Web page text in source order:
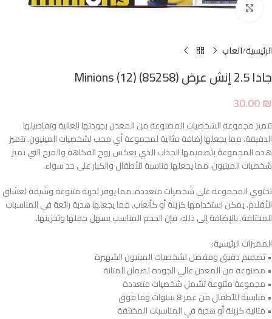
Click to enlarge
الرئيسية العاب
جادا 2.5 إنش عرض Minions (12) (85258)
30.00₪
تتميز مجموعة الشخصيات المصنوعة من المعدن بجودتها العالية وتفاصيلها
الدقيقة، مما يجعلها إضافة مثالية لمجموعة أي محب لشخصيات المينيون. تتميز
هذه المجموعة بتصميمها الجذاب الذي يعكس روح الفكاهة والمرح التي تميز
شخصيات المينيون، مما يجعلها مناسبة للأطفال والكبار على حد سواء.
تحتوي المجموعة على شخصيات متعددة، مما يوفر تجربة متنوعة وشيقة لعشاق
الأفلام. يمكن استخدامها كزينة أو كألعاب، مما يجعلها هدية رائعة في المناسبات
المختلفة. بالإضافة إلى ذلك، فإن الحجم المناسب يسهل حملها وتخزينها.
المميزات الرئيسية:
• تصميم دقيق ومفصل لشخصيات المينيون الشهيرة
• مصنوعة من المعدن عالي الجودة لضمان المتانة
• مجموعة متنوعة تشمل شخصيات متعددة
• مناسبة للأطفال من عمر 8 سنوات وما فوق
• مثالية كزينة أو هدية في المناسبات المختلفة